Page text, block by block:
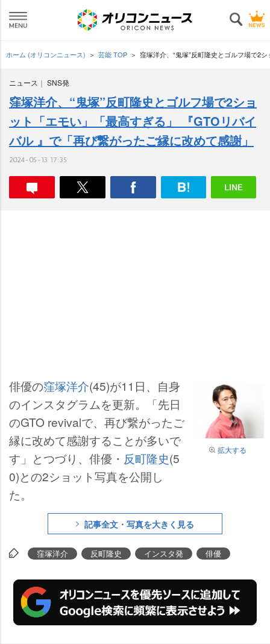
ホーム (オリコンニュース) 芸能 TOP 窪塚洋介、“鬼塚”反町隆史とゴルフ場で2
ニュース SNS発
窪塚洋介、“鬼塚”反町隆史とゴルフ場で2ショ
ット「エモい」「最高すぎる」 『GTOリバイ
バル 』で「再び繋がったご縁に改めて感謝」
2024-05-13 17:35
拡大する
俳優の窪塚洋介(45)が11日、自身
のインスタグラムを更新。「先日
のGTO revivalで、再び繋がったご
縁に改めて感謝することが多いで
す」とつづり、俳優・ 反町隆史(5
0)との2ショット写真を公開し
た。
記事全文・写真を大きく見る
窪塚洋介 反町隆史 インスタ発 俳優